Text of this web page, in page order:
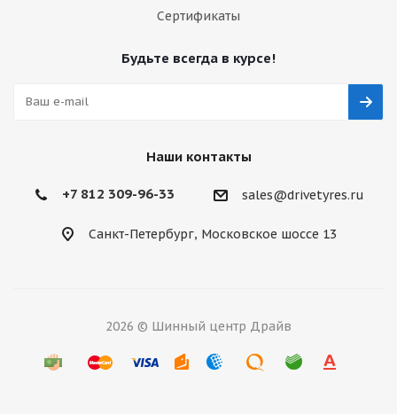
Сертификаты
Будьте всегда в курсе!
Наши контакты
+7 812 309-96-33 sales@drivetyres.ru
Санкт-Петербург, Московское шоссе 13
2026 © Шинный центр Драйв